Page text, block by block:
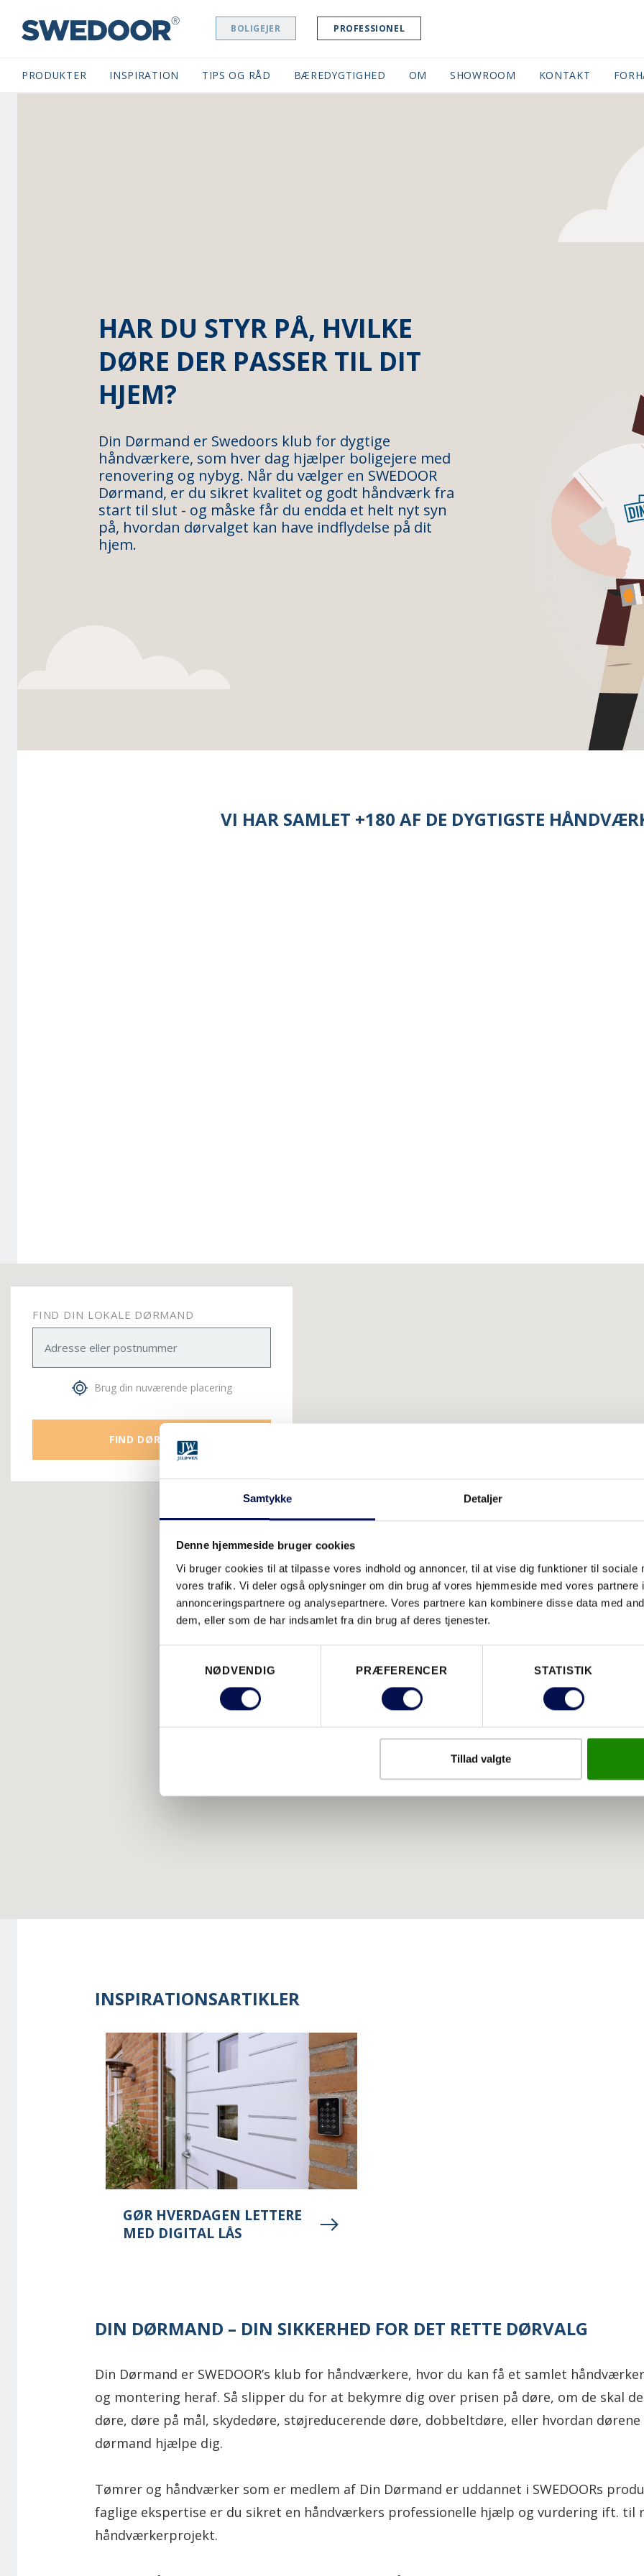
Samtykke Detaljer
Denne hjemmeside bruger cookies
Vi bruger cookies til at tilpasse vores indhold og annoncer, til at vise dig funktioner til sociale
vores trafik. Vi deler også oplysninger om din brug af vores hjemmeside med vores partnere
annonceringspartnere og analysepartnere. Vores partnere kan kombinere disse data med
dem, eller som de har indsamlet fra din brug af deres tjenester.
NØDVENDIG
PRÆFERENCER STATISTIK
Tillad valgte
SWEDOOR NAVIGATION BOLIGEJER PROFESSIONEL
PRODUKTER INSPIRATION TIPS OG RÅD BÆREDYGTIGHED OM SHOWROOM (CURRENT)
KONTAKT
HAR DU STYR PÅ, HVILKE
DØRE DER PASSER TIL DIT
HJEM?
Din Dørmand er Swedoors klub for dygtige
håndværkere, som hver dag hjælper boligejere med
renovering og nybyg. Når du vælger en SWEDOOR
Dørmand, er du sikret kvalitet og godt håndværk fra
start til slut - og måske får du endda et helt nyt syn
på, hvordan dørvalget kan have indflydelse på dit
hjem.
VI HAR SAMLET +180 AF DE DYGTIGSTE
FIND DIN LOKALE DØRMAND
Brug din nuværende placering
FIND DØRMAND
INSPIRATIONSARTIKLER
GØR HVERDAGEN LETTERE
MED DIGITAL LÅS
DIN DØRMAND – DIN SIKKERHED FOR DET RETTE DØRVALG
Din Dørmand er SWEDOOR’s klub for håndværkere, hvor du kan få et samlet
og montering heraf. Så slipper du for at bekymre dig over prisen på døre, om de skal
døre, døre på mål, skydedøre, støjreducerende døre, dobbeltdøre, eller hvordan
dørmand hjælpe dig.
Tømrer og håndværker som er medlem af Din Dørmand er uddannet i SWEDOORs
faglige ekspertise er du sikret en håndværkers professionelle hjælp og vurdering ift. til
håndværkerprojekt.